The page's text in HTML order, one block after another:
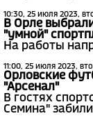
10:30, 25 июля 2023,
В Орле
"умной"
На работы
11:00, 25 июля 2023,
Орловские
"Арсенал"
В гостях
Семина"